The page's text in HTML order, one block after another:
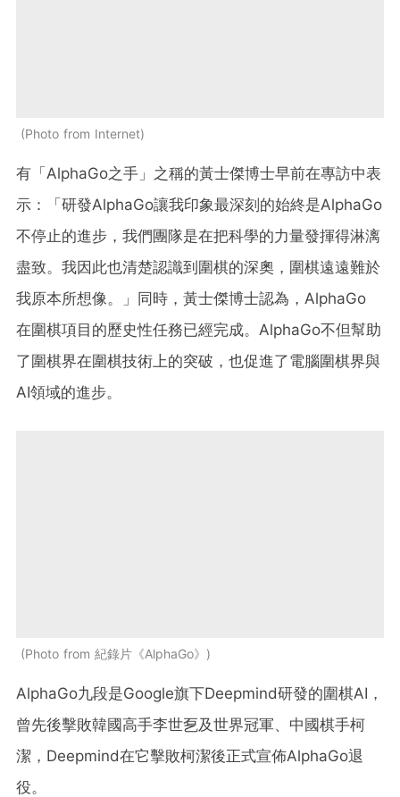
Photo from Internet
有「AlphaGo之手」之稱的黃士傑博士早前在專訪中表
示：「研發AlphaGo讓我印象最深刻的始終是AlphaGo
不停止的進步，我們團隊是在把科學的力量發揮得淋漓
盡致。我因此也清楚認識到圍棋的深奧，圍棋遠遠難於
我原本所想像。」同時，黃士傑博士認為，AlphaGo
在圍棋項目的歷史性任務已經完成。AlphaGo不但幫助
了圍棋界在圍棋技術上的突破，也促進了電腦圍棋界與
AI領域的進步。
Photo from 紀錄片《AlphaGo》
AlphaGo九段是Google旗下Deepmind研發的圍棋AI，
曾先後擊敗韓國高手李世乭及世界冠軍、中國棋手柯
潔，Deepmind在它擊敗柯潔後正式宣佈AlphaGo退
役。